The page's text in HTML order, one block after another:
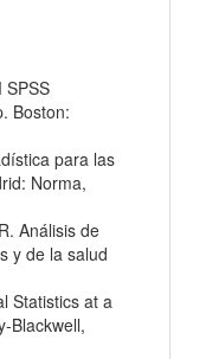
SPSS
Boston:
para las
Norma,
Análisis de
y de la salud
Statistics at a
Blackwell,